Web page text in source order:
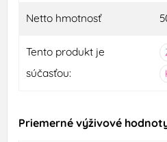
Netto hmotnosť
Tento produkt je
súčasťou:
Priemerné výživové